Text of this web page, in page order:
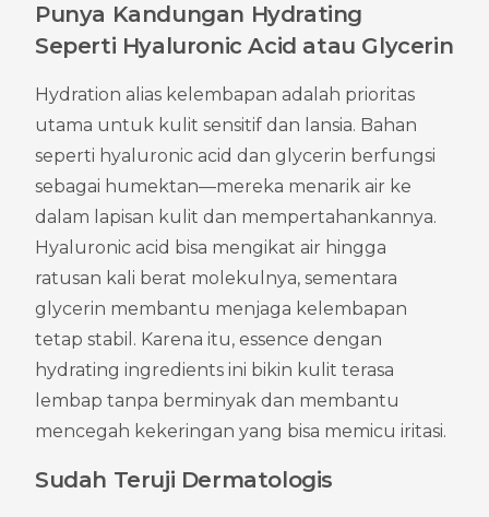
Punya Kandungan Hydrating
Seperti Hyaluronic Acid atau Glycerin
Hydration alias kelembapan adalah prioritas
utama untuk kulit sensitif dan lansia. Bahan
seperti hyaluronic acid dan glycerin berfungsi
sebagai humektan—mereka menarik air ke
dalam lapisan kulit dan mempertahankannya.
Hyaluronic acid bisa mengikat air hingga
ratusan kali berat molekulnya, sementara
glycerin membantu menjaga kelembapan
tetap stabil. Karena itu, essence dengan
hydrating ingredients ini bikin kulit terasa
lembap tanpa berminyak dan membantu
mencegah kekeringan yang bisa memicu iritasi.
Sudah Teruji Dermatologis